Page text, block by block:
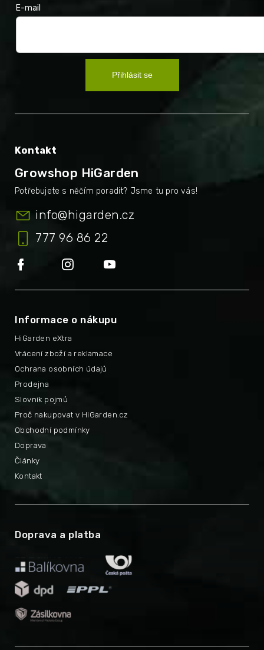
E-mail
Přihlásit se
Kontakt
Growshop HiGarden
info@higarden.cz
777 96 86 22
Informace o nákupu
HiGarden eXtra
Proč nakupovat v HiGarden.cz
Vrácení zboží a reklamace
Obchodní podmínky
Ochrana osobních údajů
Doprava
Prodejna
Články
Slovník pojmů
Kontakt
Doprava a platba